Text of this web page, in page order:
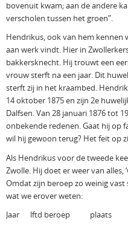
bovenuit kwam; aan de andere
verscholen tussen het groen”.
Hendrikus, ook van hem kennen
aan werk vindt. Hier in
bakkersknecht. Hij trouwt een
vrouw sterft na een jaar. Dit
sterft zij in het kraambed.
14 oktober 1875 en zijn 2e
Dalfsen. Van 28 januari 1876 tot
onbekende redenen. Gaat hij op
wil hij gewoon terug? Het feit op
Als Hendrikus voor de tweede
Zwolle. Hij doet er weer van alles,
Omdat zijn beroep zo weinig
wat we erover weten:
Jaar lftd beroep plaats